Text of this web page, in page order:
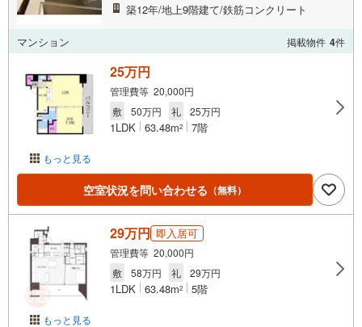
築12年/地上9階建て/鉄筋コンクリート
マンション 掲載物件 4件
もっと見る
25万円
管理費等 20,000円
敷
50万円 礼 25万円
1LDK 63.48m2 7階
空室状況を問い合わせる （無料）
もっと見る
29万円 即入居可
管理費等 20,000円
敷
58万円 礼 29万円
1LDK 63.48m2 5階